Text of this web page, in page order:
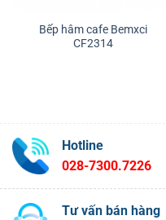
Bếp hâm cafe Bemxci
CF2314
Hotline
028-7300.7226
Tư vấn bán hàng